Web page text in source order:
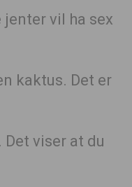
jenter vil ha sex
kaktus. Det er
viser at du